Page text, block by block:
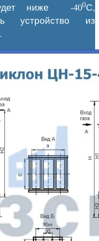
ниже -400С,
устройство из